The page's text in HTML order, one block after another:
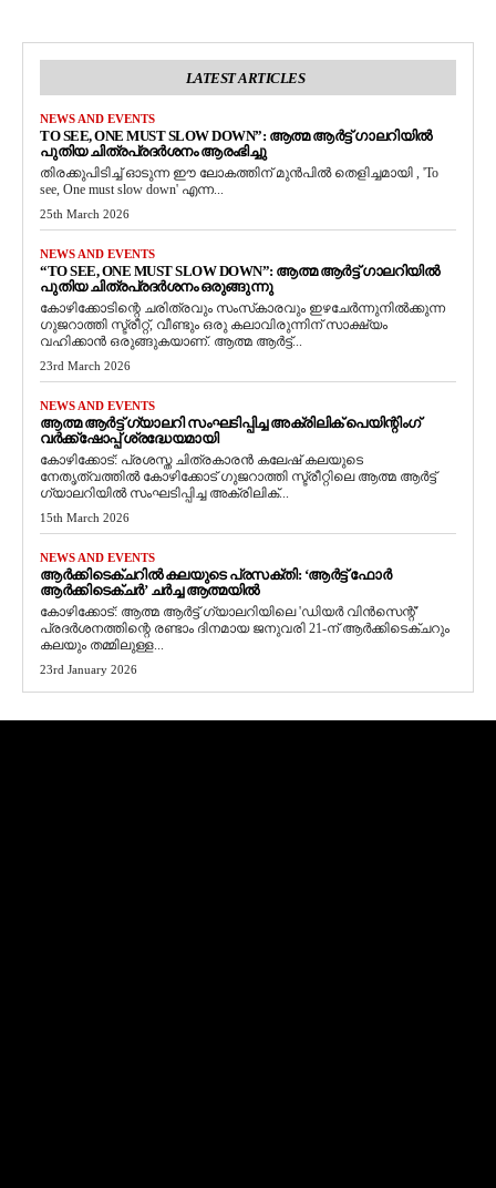
LATEST ARTICLES
NEWS AND EVENTS
TO SEE, ONE MUST SLOW DOWN”: ആത്മ ആർട്ട് ഗാലറിയിൽ
പുതിയ ചിത്രപ്രദർശനം ആരംഭിച്ചു
തിരക്കുപിടിച്ച് ഓടുന്ന ഈ ലോകത്തിന് മുൻപിൽ തെളിച്ചമായി , 'To
see, One must slow down' എന്ന...
25th March 2026
NEWS AND EVENTS
“TO SEE, ONE MUST SLOW DOWN”: ആത്മ ആർട്ട് ഗാലറിയിൽ
പുതിയ ചിത്രപ്രദർശനം ഒരുങ്ങുന്നു
കോഴിക്കോടിന്റെ ചരിത്രവും സംസ്‌കാരവും ഇഴചേർന്നുനിൽക്കുന്ന
ഗുജറാത്തി സ്ട്രീറ്റ്, വീണ്ടും ഒരു കലാവിരുന്നിന് സാക്ഷ്യം
വഹിക്കാൻ ഒരുങ്ങുകയാണ്. ആത്മ ആർട്ട്...
23rd March 2026
NEWS AND EVENTS
ആത്മ ആർട്ട് ഗ്യാലറി സംഘടിപ്പിച്ച അക്രിലിക് പെയിന്റിംഗ്
വർക്ക്‌ഷോപ്പ് ശ്രദ്ധേയമായി
കോഴിക്കോട്: പ്രശസ്ത ചിത്രകാരൻ കലേഷ് കലയുടെ
നേതൃത്വത്തിൽ കോഴിക്കോട് ഗുജറാത്തി സ്ട്രീറ്റിലെ ആത്മ ആർട്ട്
ഗ്യാലറിയിൽ സംഘടിപ്പിച്ച അക്രിലിക്...
15th March 2026
NEWS AND EVENTS
ആർക്കിടെക്ചറിൽ കലയുടെ പ്രസക്തി: ‘ആർട്ട് ഫോർ
ആർക്കിടെക്ചർ’ ചർച്ച ആത്മയിൽ
​കോഴിക്കോട്: ആത്മ ആർട്ട് ഗ്യാലറിയിലെ 'ഡിയർ വിൻസെന്റ്'
പ്രദർശനത്തിന്റെ രണ്ടാം ദിനമായ ജനുവരി 21-ന് ആർക്കിടെക്ചറും
കലയും തമ്മിലുള്ള...
23rd January 2026